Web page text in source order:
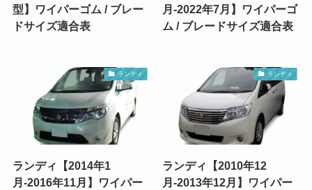
型】ワイパーゴム / ブレー
ドサイズ適合表
月-2022年7月】ワイパーゴ
ム / ブレードサイズ適合表
ランディ
ランディ【2014年1
月-2016年11月】ワイパー
ランディ
ランディ【2010年12
月-2013年12月】ワイパー